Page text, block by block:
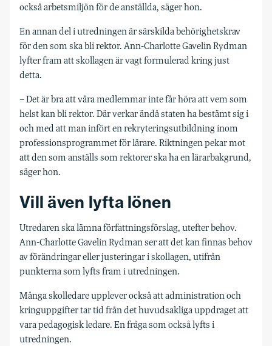
också arbetsmiljön för de anställda, säger hon.
En annan del i utredningen är särskilda behörighetskrav
för den som ska bli rektor. Ann-Charlotte Gavelin Rydman
lyfter fram att skollagen är vagt formulerad kring just
detta.
– Det är bra att våra medlemmar inte får höra att vem som
helst kan bli rektor. Där verkar ändå staten ha bestämt sig i
och med att man infört en rekryteringsutbildning inom
professionsprogrammet för lärare. Riktningen pekar mot
att den som anställs som rektorer ska ha en lärarbakgrund,
säger hon.
Vill även lyfta lönen
Utredaren ska lämna författningsförslag, utefter behov.
Ann-Charlotte Gavelin Rydman ser att det kan finnas behov
av förändringar eller justeringar i skollagen, utifrån
punkterna som lyfts fram i utredningen.
Många skolledare upplever också att administration och
kringuppgifter tar tid från det huvudsakliga uppdraget att
vara pedagogisk ledare. En fråga som också lyfts i
utredningen.